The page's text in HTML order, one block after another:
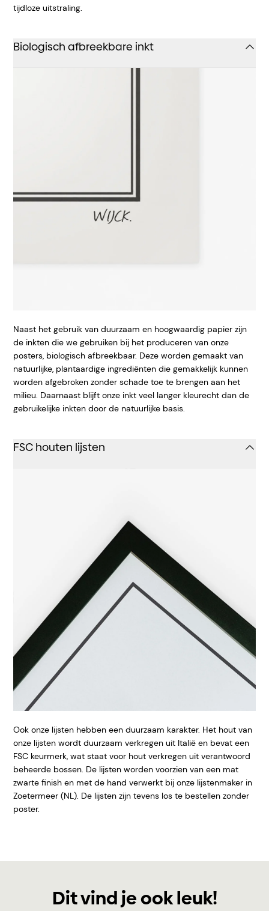
tijdloze uitstraling.
Biologisch afbreekbare inkt
Naast het gebruik van duurzaam en hoogwaardig papier zijn
de inkten die we gebruiken bij het produceren van onze
posters, biologisch afbreekbaar. Deze worden gemaakt van
natuurlijke, plantaardige ingrediënten die gemakkelijk kunnen
worden afgebroken zonder schade toe te brengen aan het
milieu. Daarnaast blijft onze inkt veel langer kleurecht dan de
gebruikelijke inkten door de natuurlijke basis.
FSC houten lijsten
Ook onze lijsten hebben een duurzaam karakter. Het hout van
onze lijsten wordt duurzaam verkregen uit Italië en bevat een
FSC keurmerk, wat staat voor hout verkregen uit verantwoord
beheerde bossen. De lijsten worden voorzien van een mat
zwarte finish en met de hand verwerkt bij onze lijstenmaker in
Zoetermeer (NL). De lijsten zijn tevens los te bestellen zonder
poster.
Dit vind je ook leuk!